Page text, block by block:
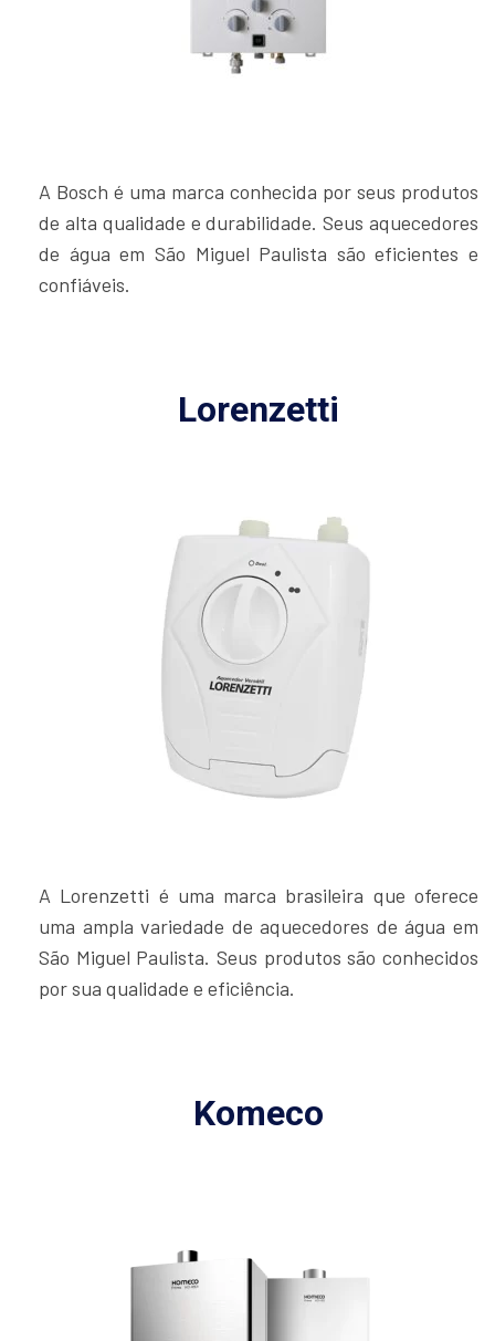
A Bosch é uma marca conhecida por seus produtos
de alta qualidade e durabilidade. Seus aquecedores
de água em São Miguel Paulista são eficientes e
confiáveis.
Lorenzetti
A Lorenzetti é uma marca brasileira que oferece
uma ampla variedade de aquecedores de água em
São Miguel Paulista. Seus produtos são conhecidos
por sua qualidade e eficiência.
Komeco